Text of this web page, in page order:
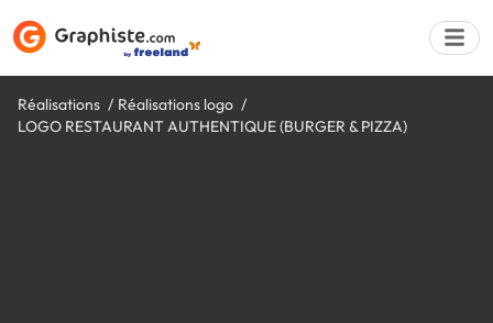
Réalisations
Réalisations logo
LOGO RESTAURANT AUTHENTIQUE (BURGER & PIZZA)